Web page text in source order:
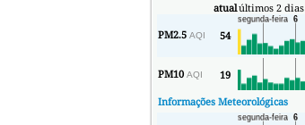
atualúltimos 2 dias
PM2.5 AQI 54
PM10 AQI 19
Informações Meteorológicas